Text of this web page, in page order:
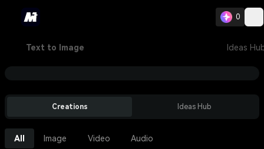
0
Text to Image Ideas
Creations Ideas Hub
All Image Video Audio